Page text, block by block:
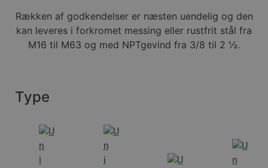
Rækken af godkendelser er næsten uendelig og den
kan leveres i forkromet messing eller rustfrit stål fra
M16 til M63 og med NPTgevind fra 3/8 til 2 ½.
Type